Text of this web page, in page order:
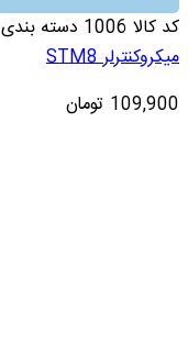
کد کالا 1006 دسته بندی
میکروکنترلر STM8
109,900 تومان